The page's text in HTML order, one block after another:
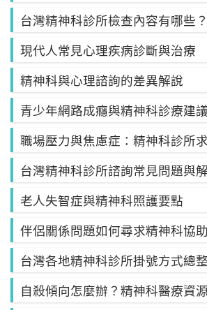
台灣精神科診所檢查內容有哪些？
現代人常見心理疾病診斷與治療
精神科與心理諮詢的差異解說
青少年網路成癮與精神科診療建議
職場壓力與焦慮症：精神科診所
台灣精神科診所諮詢常見問題與
老人失智症與精神科照護要點
伴侶關係問題如何尋求精神科協
台灣各地精神科診所掛號方式總
自殺傾向怎麼辦？精神科醫療資